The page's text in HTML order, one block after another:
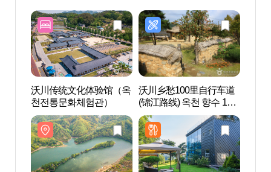
沃川传统文化体验馆（옥
천전통문화체험관）
沃川乡愁100里自行车道
(锦江路线) 옥천 향수 100
리 자전거길(금강코스)